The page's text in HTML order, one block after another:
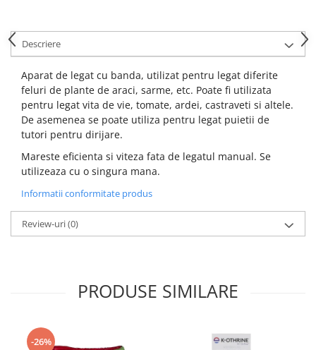
Descriere
Aparat de legat cu banda, utilizat pentru legat diferite
feluri de plante de araci, sarme, etc. Poate fi utilizata
pentru legat vita de vie, tomate, ardei, castraveti si altele.
De asemenea se poate utiliza pentru legat puietii de
tutori pentru dirijare.
Mareste eficienta si viteza fata de legatul manual. Se
utilizeaza cu o singura mana.
Informatii conformitate produs
Review-uri(0)
PRODUSE SIMILARE
-26%